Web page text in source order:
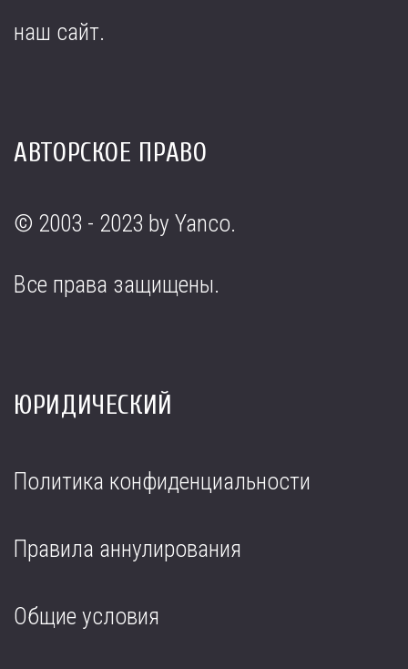
наш сайт.
АВТОРСКОЕ ПРАВО
© 2003 - 2023 by Yanco.
Все права защищены.
ЮРИДИЧЕСКИЙ
Политика конфиденциальности
Правила аннулирования
Общие условия